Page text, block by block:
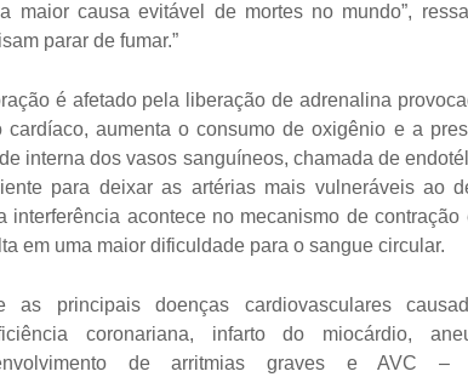
maior causa evitável de mortes no mundo”,
parar de fumar.”
é afetado pela liberação de adrenalina
cardíaco, aumenta o consumo de oxigênio e a
interna dos vasos sanguíneos, chamada de
para deixar as artérias mais vulneráveis ao
interferência acontece no mecanismo de
em uma maior dificuldade para o sangue circular.
as principais doenças cardiovasculares
coronariana, infarto do miocárdio,
de arritmias graves e AVC –